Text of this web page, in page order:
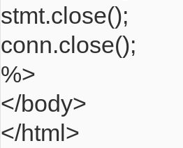
stmt.close();
conn.close();
%>
</body>
</html>